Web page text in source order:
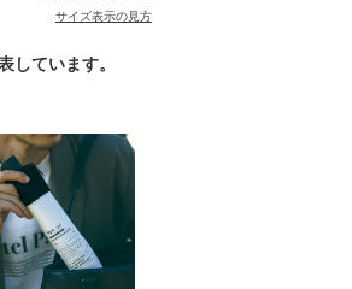
サイズ表示の見方
ています。